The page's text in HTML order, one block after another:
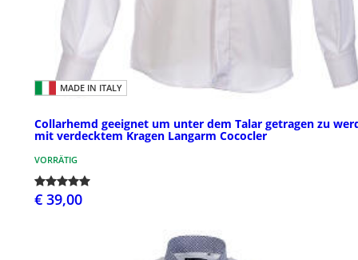
MADE IN ITALY
Collarhemd geeignet um unter dem Talar getragen zu
mit verdecktem Kragen Langarm Cococler
VORRÄTIG
€ 39,00